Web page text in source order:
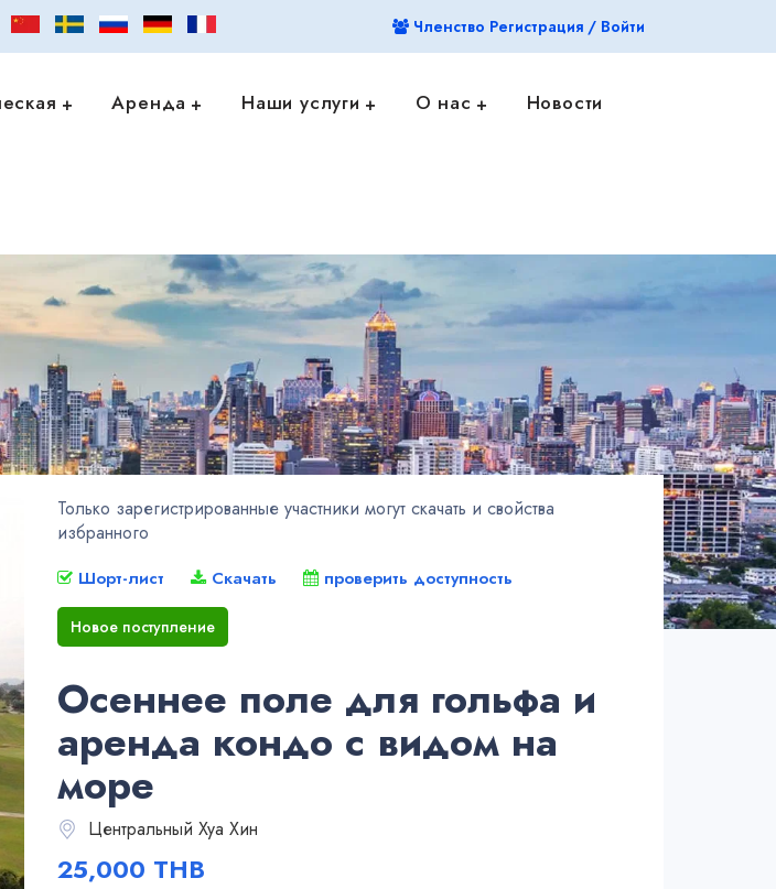
Членство Регистрация / Войти
Аренда Наши услуги О нас Новости
Только зарегистрированные участники могут скачать и свойства
избранного
Шорт-лист Скачать проверить доступность
Новое поступление
Осеннее поле для гольфа и
аренда кондо с видом на
море
Центральный Хуа Хин
25,000 THB